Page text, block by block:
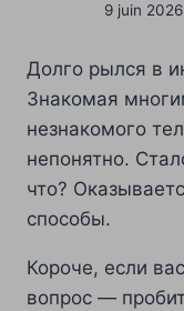
9 juin
Долго рылся в
Знакомая
незнакомого
непонятно.
что?
способы.
Короче, если
вопрос —